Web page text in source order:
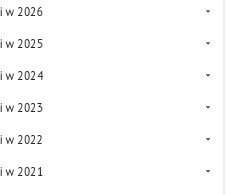
w 2026
w 2025
w 2024
w 2023
w 2022
w 2021